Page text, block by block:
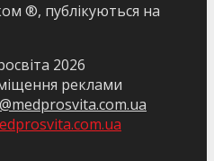
®, публікуються на
2026
реклами